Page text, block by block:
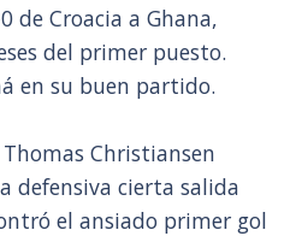
de Croacia a Ghana,
del primer puesto.
en su buen partido.
Christiansen
defensiva cierta salida
el ansiado primer gol